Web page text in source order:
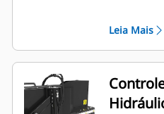
além de
Leia Mais